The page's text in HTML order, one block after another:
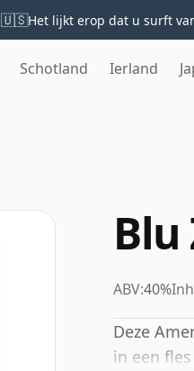
🇺🇸Het lijkt erop dat u surft
Schotland Ierland
Blu
ABV:40%
Deze
in een